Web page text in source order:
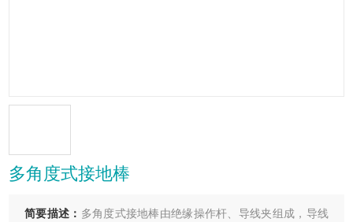
多角度式接地棒
简要描述： 多角度式接地棒由绝缘操作杆、导线夹组成，导线